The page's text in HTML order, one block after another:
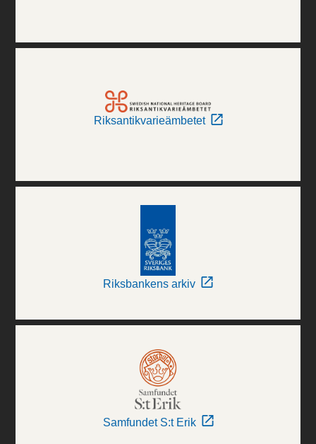
Riksantikvarieämbetet
Riksbankens arkiv
Samfundet S:t Erik